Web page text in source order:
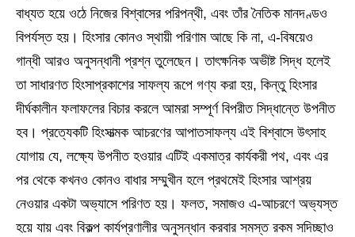
বাধ্যত হয়ে ওঠে নিজের বিশ্বাসের পরিপন্থী, এবং তাঁর নৈতিক মানদণ্ডও
বিপর্যস্ত হয়। হিংসার কোনও স্থায়ী পরিণাম আছে কি না, এ-বিষয়েও
গান্ধী আরও অনুসন্ধানী প্রশ্ন তুলেছেন। তাৎক্ষনিক অভীষ্ট সিদ্ধ হলেই
তা সাধারণত হিংসাপ্রকাশের সাফল্য রূপে গণ্য করা হয়, কিন্তু হিংসার
দীর্ঘকালীন ফলাফলের বিচার করলে আমরা সম্পূর্ণ বিপরীত সিদ্ধান্তে উপনীত
হব। প্রত্যেকটি হিংসাত্মক আচরণের আপাতসাফল্য এই বিশ্বাসে উৎসাহ
যোগায় যে, লক্ষ্যে উপনীত হওয়ার এটিই একমাত্র কার্যকরী পথ, এবং এর
পর থেকে কখনও কোনও বাধার সম্মুখীন হলে প্রথমেই হিংসার আশ্রয়
নেওয়ার একটা অভ্যাসে পরিণত হয়। ফলত, সমাজও এ-আচরণে অভ্যস্ত
হয়ে যায় এবং বিকল্প কার্যপ্রণালীর অনুসন্ধান করবার সমস্ত রকম সদিচ্ছাও